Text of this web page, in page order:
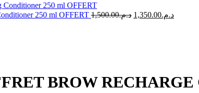
250 ml OFFERT د.م.1,500.00
Le
د.م.1,350.00
Le
BROW